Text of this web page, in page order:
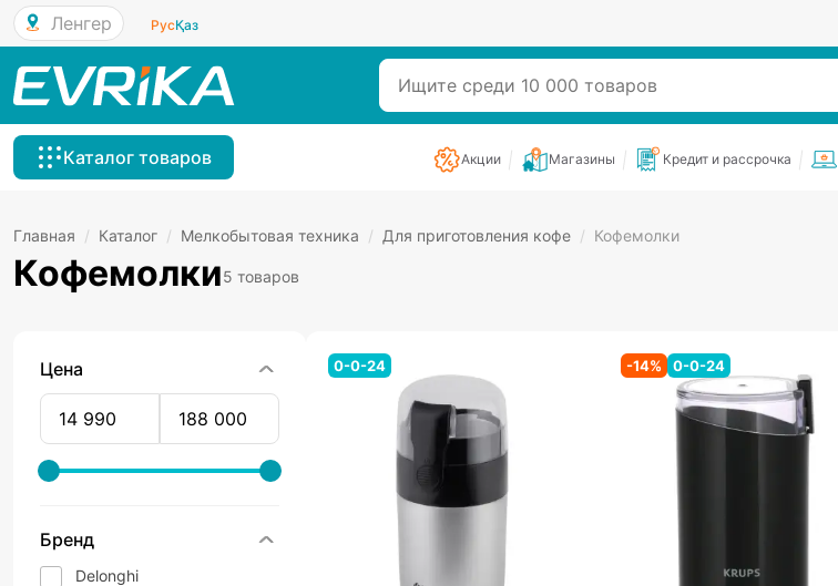
Ленгер РусҚаз
Каталог товаров Акции Магазины Кредит и рассрочка
Главная / Каталог / Мелкобытовая техника / Для приготовления кофе / Кофемолки
Кофемолки5 товаров
Цена
Бренд
Delonghi
0-0-24 -14% 0-0-24